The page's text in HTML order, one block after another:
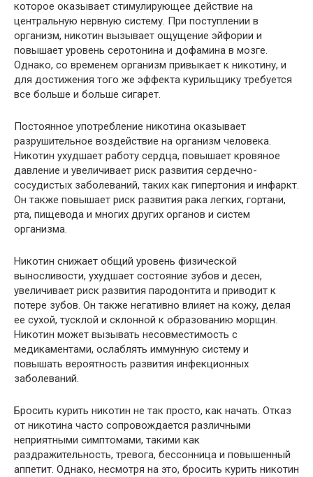
которое оказывает стимулирующее действие на
центральную нервную систему. При поступлении в
организм, никотин вызывает ощущение эйфории и
повышает уровень серотонина и дофамина в мозге.
Однако, со временем организм привыкает к никотину, и
для достижения того же эффекта курильщику требуется
все больше и больше сигарет.
Постоянное употребление никотина оказывает
разрушительное воздействие на организм человека.
Никотин ухудшает работу сердца, повышает кровяное
давление и увеличивает риск развития сердечно-
сосудистых заболеваний, таких как гипертония и инфаркт.
Он также повышает риск развития рака легких, гортани,
рта, пищевода и многих других органов и систем
организма.
Никотин снижает общий уровень физической
выносливости, ухудшает состояние зубов и десен,
увеличивает риск развития пародонтита и приводит к
потере зубов. Он также негативно влияет на кожу, делая
ее сухой, тусклой и склонной к образованию морщин.
Никотин может вызывать несовместимость с
медикаментами, ослаблять иммунную систему и
повышать вероятность развития инфекционных
заболеваний.
Бросить курить никотин не так просто, как начать. Отказ
от никотина часто сопровождается различными
неприятными симптомами, такими как
раздражительность, тревога, бессонница и повышенный
аппетит. Однако, несмотря на это, бросить курить никотин